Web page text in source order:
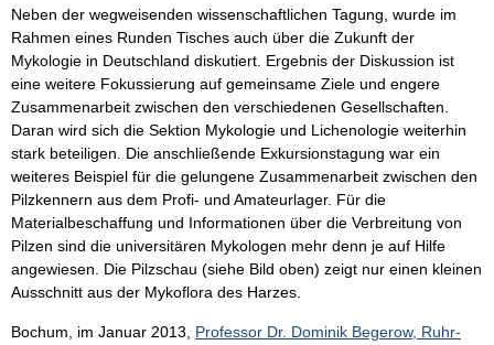
Neben der wegweisenden wissenschaftlichen Tagung, wurde im
Rahmen eines Runden Tisches auch über die Zukunft der
Mykologie in Deutschland diskutiert. Ergebnis der Diskussion ist
eine weitere Fokussierung auf gemeinsame Ziele und engere
Zusammenarbeit zwischen den verschiedenen Gesellschaften.
Daran wird sich die Sektion Mykologie und Lichenologie weiterhin
stark beteiligen. Die anschließende Exkursionstagung war ein
weiteres Beispiel für die gelungene Zusammenarbeit zwischen den
Pilzkennern aus dem Profi- und Amateurlager. Für die
Materialbeschaffung und Informationen über die Verbreitung von
Pilzen sind die universitären Mykologen mehr denn je auf Hilfe
angewiesen. Die Pilzschau (siehe Bild oben) zeigt nur einen kleinen
Ausschnitt aus der Mykoflora des Harzes.
Bochum, im Januar 2013, Professor Dr. Dominik Begerow, Ruhr-